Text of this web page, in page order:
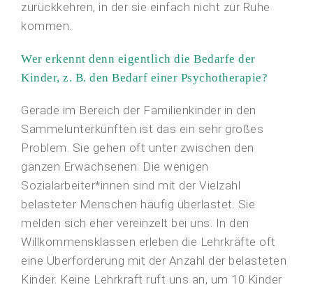
zurückkehren, in der sie einfach nicht zur Ruhe
kommen.
Wer erkennt denn eigentlich die Bedarfe der
Kinder, z. B. den Bedarf einer Psychotherapie?
Gerade im Bereich der Familienkinder in den
Sammelunterkünften ist das ein sehr großes
Problem. Sie gehen oft unter zwischen den
ganzen Erwachsenen. Die wenigen
Sozialarbeiter*innen sind mit der Vielzahl
belasteter Menschen häufig überlastet. Sie
melden sich eher vereinzelt bei uns. In den
Willkommensklassen erleben die Lehrkräfte oft
eine Überforderung mit der Anzahl der belasteten
Kinder. Keine Lehrkraft ruft uns an, um 10 Kinder